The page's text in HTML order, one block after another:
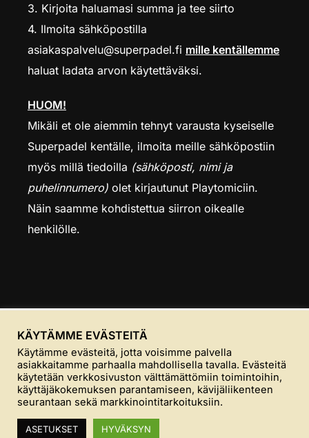
3. Kirjoita haluamasi summa ja tee siirto
4. Ilmoita sähköpostilla
asiakaspalvelu@superpadel.fi mille kentällemme
haluat ladata arvon käytettäväksi.
HUOM!
Mikäli et ole aiemmin tehnyt varausta kyseiselle
Superpadel kentälle, ilmoita meille sähköpostiin
myös millä tiedoilla (sähköposti, nimi ja
puhelinnumero) olet kirjautunut Playtomiciin.
Näin saamme kohdistettua siirron oikealle
henkilölle.
Copyright © 2026 Superpadel
Inspiro Theme
KÄYTÄMME EVÄSTEITÄ
Käytämme evästeitä, jotta voisimme palvella
asiakkaitamme parhaalla mahdollisella tavalla. Evästeitä
käytetään verkkosivuston välttämättömiin toimintoihin,
käyttäjäkokemuksen parantamiseen, kävijäliikenteen
seurantaan sekä markkinointitarkoituksiin.
ASETUKSET HYVÄKSYN